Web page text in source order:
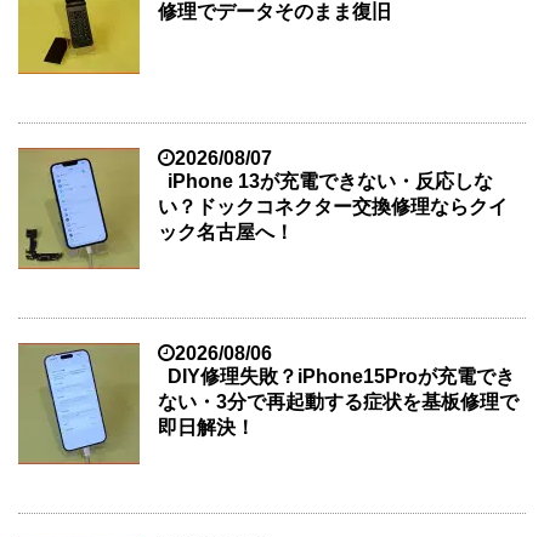
修理でデータそのまま復旧
2026/08/07
iPhone 13が充電できない・反応しな
い？ドックコネクター交換修理ならクイ
ック名古屋へ！
2026/08/06
DIY修理失敗？iPhone15Proが充電でき
ない・3分で再起動する症状を基板修理で
即日解決！